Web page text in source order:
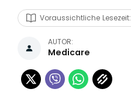
Voraussichtliche Lesezeit:
AUTOR:
Medicare